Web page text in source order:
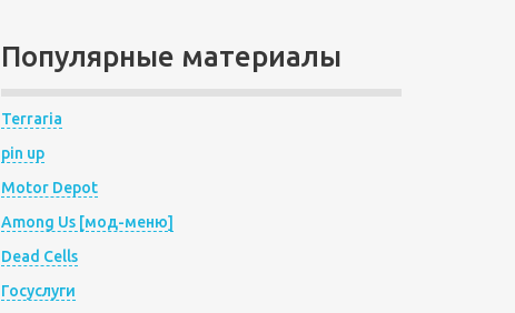
Популярные материалы
Terraria
pin up
Motor Depot
Among Us [мод-меню]
Dead Cells
Госуслуги